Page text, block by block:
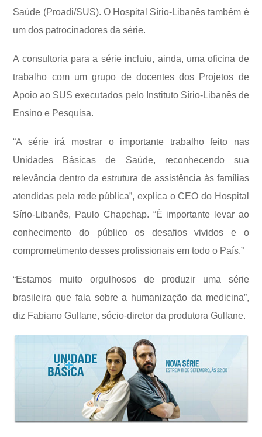
Saúde (Proadi/SUS). O Hospital Sírio-Libanês também é
um dos patrocinadores da série.
A consultoria para a série incluiu, ainda, uma oficina de
trabalho com um grupo de docentes dos Projetos de
Apoio ao SUS executados pelo Instituto Sírio-Libanês de
Ensino e Pesquisa.
“A série irá mostrar o importante trabalho feito nas
Unidades Básicas de Saúde, reconhecendo sua
relevância dentro da estrutura de assistência às famílias
atendidas pela rede pública”, explica o CEO do Hospital
Sírio-Libanês, Paulo Chapchap. “É importante levar ao
conhecimento do público os desafios vividos e o
comprometimento desses profissionais em todo o País.”
“Estamos muito orgulhosos de produzir uma série
brasileira que fala sobre a humanização da medicina”,
diz Fabiano Gullane, sócio-diretor da produtora Gullane.